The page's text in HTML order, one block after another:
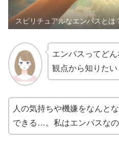
スピリチュアルなエンパスと
エンパスってど
観点から知りたい
人の気持ちや機嫌をなんと
できる…。私はエンパスなの